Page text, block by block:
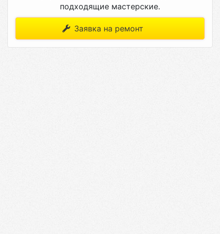
подходящие мастерские.
Заявка на ремонт